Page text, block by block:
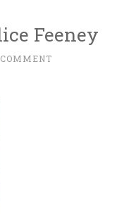
Feeney